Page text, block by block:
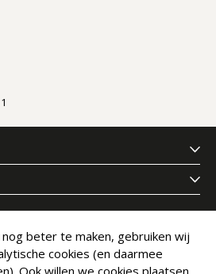
Abonneer
beter te maken, gebruiken wij
cookies (en daarmee
Ook willen we cookies plaatsen